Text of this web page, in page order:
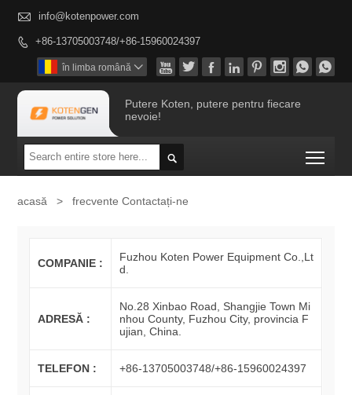
 info@kotenpower.com
 +86-13705003748/+86-15960024397
       
în limba română 
Putere Koten, putere pentru fiecare
nevoie!

acasă > frecvente Contactați-ne
COMPANIE :
Fuzhou Koten Power Equipment Co.,Lt
d.
ADRESĂ :
No.28 Xinbao Road, Shangjie Town Mi
nhou County, Fuzhou City, provincia F
ujian, China.
TELEFON : +86-13705003748/+86-15960024397